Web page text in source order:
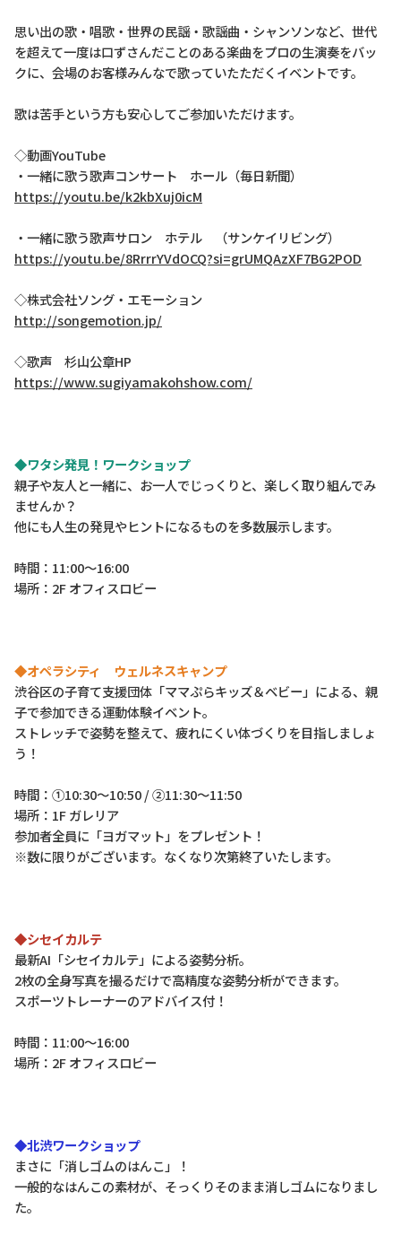
思い出の歌・唱歌・世界の民謡・歌謡曲・シャンソンなど、世代
を超えて一度は口ずさんだことのある楽曲をプロの生演奏をバッ
クに、会場のお客様みんなで歌っていたただくイベントです。
歌は苦手という方も安心してご参加いただけます。
◇動画YouTube
・一緒に歌う歌声コンサート ホール（毎日新聞）
https://youtu.be/k2kbXuj0icM
・一緒に歌う歌声サロン ホテル （サンケイリビング）
https://youtu.be/8RrrrYVdOCQ?si=grUMQAzXF7BG2POD
◇株式会社ソング・エモーション
http://songemotion.jp/
◇歌声 杉山公章HP
https://www.sugiyamakohshow.com/
◆ワタシ発見！ワークショップ
親子や友人と一緒に、お一人でじっくりと、楽しく取り組んでみ
ませんか？
他にも人生の発見やヒントになるものを多数展示します。
時間：11:00～16:00
場所：2F オフィスロビー
◆オペラシティ ウェルネスキャンプ
渋谷区の子育て支援団体「ママぷらキッズ＆ベビー」による、親
子で参加できる運動体験イベント。
ストレッチで姿勢を整えて、疲れにくい体づくりを目指しましょ
う！
時間：①10:30～10:50 / ②11:30～11:50
場所：1F ガレリア
参加者全員に「ヨガマット」をプレゼント！
※数に限りがございます。なくなり次第終了いたします。
◆シセイカルテ
最新AI「シセイカルテ」による姿勢分析。
2枚の全身写真を撮るだけで高精度な姿勢分析ができます。
スポーツトレーナーのアドバイス付！
時間：11:00～16:00
場所：2F オフィスロビー
◆北渋ワークショップ
まさに「消しゴムのはんこ」！
一般的なはんこの素材が、そっくりそのまま消しゴムになりまし
た。